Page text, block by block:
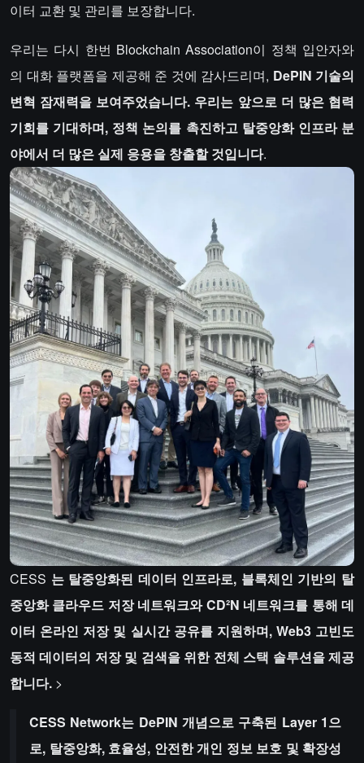
이터 교환 및 관리를 보장합니다.
우리는 다시 한번 Blockchain Association이 정책 입안자와
의 대화 플랫폼을 제공해 준 것에 감사드리며, DePIN 기술의
변혁 잠재력을 보여주었습니다. 우리는 앞으로 더 많은 협력
기회를 기대하며, 정책 논의를 촉진하고 탈중앙화 인프라 분
야에서 더 많은 실제 응용을 창출할 것입니다.
CESS 는 탈중앙화된 데이터 인프라로, 블록체인 기반의 탈
중앙화 클라우드 저장 네트워크와 CD²N 네트워크를 통해 데
이터 온라인 저장 및 실시간 공유를 지원하며, Web3 고빈도
동적 데이터의 저장 및 검색을 위한 전체 스택 솔루션을 제공
합니다. >
CESS Network는 DePIN 개념으로 구축된 Layer 1으
로, 탈중앙화, 효율성, 안전한 개인 정보 보호 및 확장성